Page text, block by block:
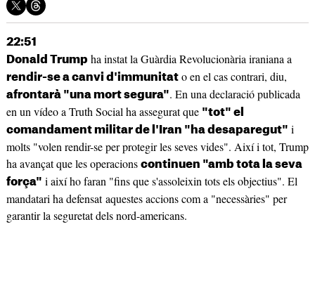
22:51
Donald Trump ha instat la Guàrdia Revolucionària iraniana a
rendir-se a canvi d'immunitato en el cas contrari, diu,
afrontarà "una mort segura". En una declaració publicada
en un vídeo a Truth Social ha assegurat que "tot" el
comandament militar de l'Iran "ha desaparegut" i
molts "volen rendir-se per protegir les seves vides". Així i tot, Trump
ha avançat que les operacions continuen "amb tota la seva
força" i així ho faran "fins que s'assoleixin tots els objectius". El
mandatari ha defensat aquestes accions com a "necessàries" per
garantir la seguretat dels nord-americans.